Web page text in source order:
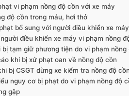
vi phạm nồng độ cồn với xe máy
độ cồn trong máu, hơi thở
bổ sung với người điều khiển xe
điều khiển xe máy vi phạm nồng
tạm giữ phương tiện do vi phạm nồng
khi bị xử phạt oan về nồng độ cồn
bị CSGT dừng xe kiểm tra nồng độ cồn
nguy cơ bị phạt do vi phạm nồng độ
gặp